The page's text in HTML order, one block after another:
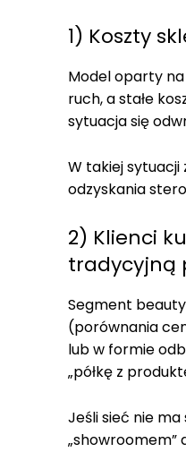
1) Koszty
Model oparty
ruch, a stałe
sytuacja się
W takiej sytuacji
odzyskania
2) Klienci
tradycyjną
Segment
(porównania
lub w formie
„półkę z
Jeśli sieć nie
„showroomem”